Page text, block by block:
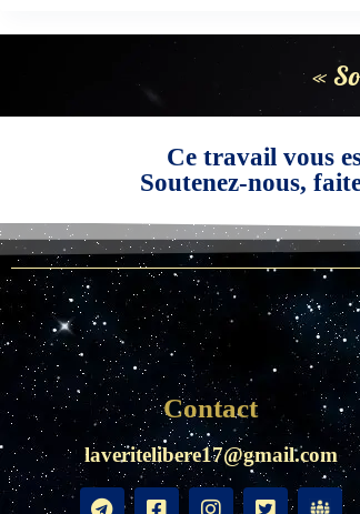
«
Ce travail vous
Soutenez-nous,
Contact
laveritelibere17@gmail.com